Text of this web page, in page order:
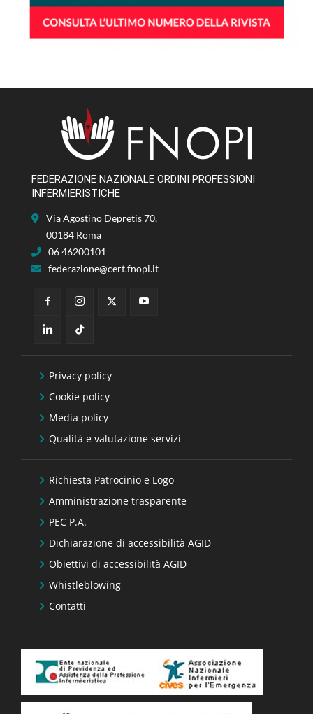
FEDERAZIONE NAZIONALE ORDINI PROFESSIONI
INFERMIERISTICHE
Via Agostino Depretis 70,
00184 Roma
06 46200101
federazione@cert.fnopi.it
Privacy policy
Cookie policy
Media policy
Qualità e valutazione servizi
Richiesta Patrocinio e Logo
Amministrazione trasparente
PEC P.A.
Dichiarazione di accessibilità AGID
Obiettivi di accessibilità AGID
Whistleblowing
Contatti